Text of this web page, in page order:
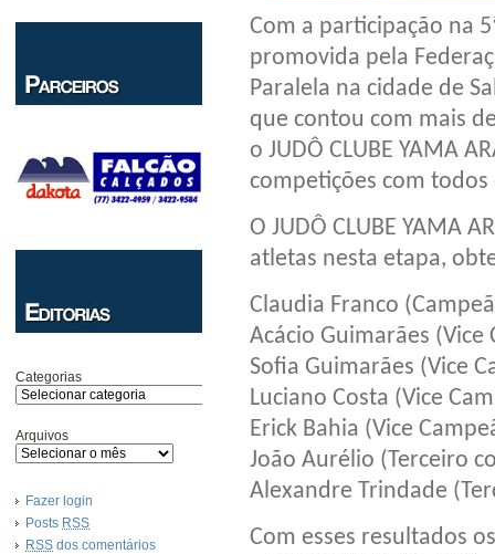
Categorias
Arquivos
Fazer login
Posts RSS
RSS dos comentários
Com a participação na
promovida pela
Paralela na cidade de
que contou com mais
o JUDÔ CLUBE YAMA
competições com
O JUDÔ CLUBE YAMA
atletas nesta etapa,
Claudia Franco
Acácio Guimarães
Sofia Guimarães (Vice
Luciano Costa (Vice
Erick Bahia (Vice
João Aurélio (Terceiro
Alexandre Trindade
Com esses resultados